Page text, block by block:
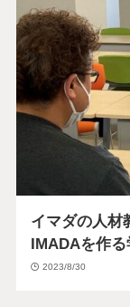
イマダの人
IMADAを作る
2023/8/30